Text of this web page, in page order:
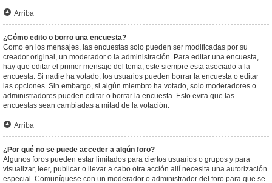
Arriba
¿Cómo edito o borro una encuesta?
Como en los mensajes, las encuestas solo pueden ser modificadas por su
creador original, un moderador o la administración. Para editar una encuesta,
hay que editar el primer mensaje del tema; este siempre esta asociado a la
encuesta. Si nadie ha votado, los usuarios pueden borrar la encuesta o editar
las opciones. Sin embargo, si algún miembro ha votado, solo moderadores o
administradores pueden editar o borrar la encuesta. Esto evita que las
encuestas sean cambiadas a mitad de la votación.
Arriba
¿Por qué no se puede acceder a algún foro?
Algunos foros pueden estar limitados para ciertos usuarios o grupos y para
visualizar, leer, publicar o llevar a cabo otra acción allí necesita una autorización
especial. Comuníquese con un moderador o administrador del foro para que se